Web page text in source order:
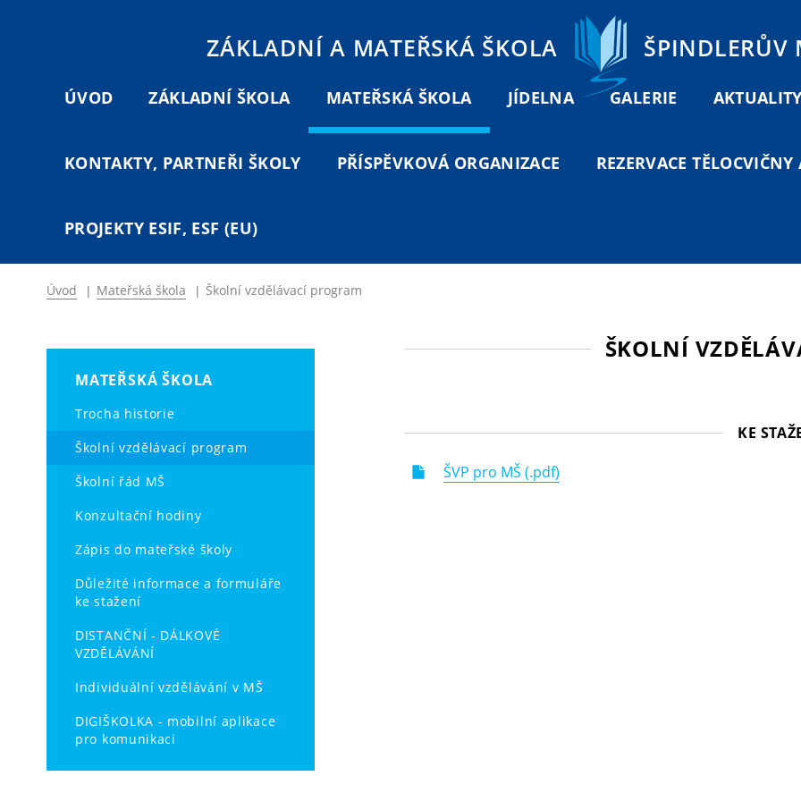
ZÁKLADNÍ A MATEŘSKÁ ŠKOLA ŠPINDLERŮV
ÚVOD ZÁKLADNÍ ŠKOLA MATEŘSKÁ ŠKOLA JÍDELNA GALERIE
KONTAKTY, PARTNEŘI ŠKOLY PŘÍSPĚVKOVÁ ORGANIZACE REZERVACE
PROJEKTY ESIF, ESF (EU)
Úvod | Mateřská škola | Školní vzdělávací program
MATEŘSKÁ ŠKOLA
Trocha historie
Školní vzdělávací program
Školní řád MŠ
Konzultační hodiny
Zápis do mateřské školy
Důležité informace a formuláře
ke stažení
DISTANČNÍ - DÁLKOVÉ
VZDĚLÁVÁNÍ
Individuální vzdělávání v MŠ
DIGIŠKOLKA - mobilní aplikace
pro komunikaci
ŠKOLNÍ
KE
ŠVP pro MŠ (.pdf)